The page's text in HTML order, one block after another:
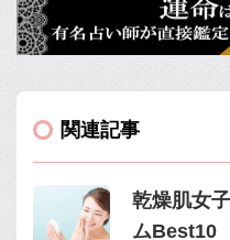
関連記事
乾燥肌女
ムBest10